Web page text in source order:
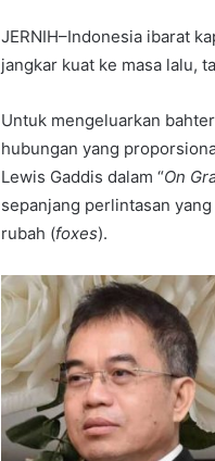
JERNIH–Indonesia ibarat
jangkar kuat ke masa lalu,
Untuk mengeluarkan
hubungan yang
Lewis Gaddis dalam “On
sepanjang perlintasan
rubah (foxes).